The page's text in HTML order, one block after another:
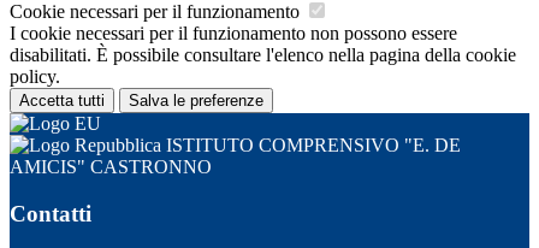
Cookie necessari per il funzionamento
I cookie necessari per il funzionamento non possono essere
disabilitati. È possibile consultare l'elenco nella pagina della cookie
policy.
Accetta tutti Salva le preferenze
ISTITUTO COMPRENSIVO "E. DE
AMICIS" CASTRONNO
Contatti